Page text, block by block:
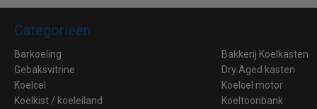
Categorieën
Barkoeling Bakkerij Koelkasten
Gebaksvitrine
Dry Aged kasten
Koelcel
Koelcel motor
Koelkist / koeleiland
Koeltoonbank